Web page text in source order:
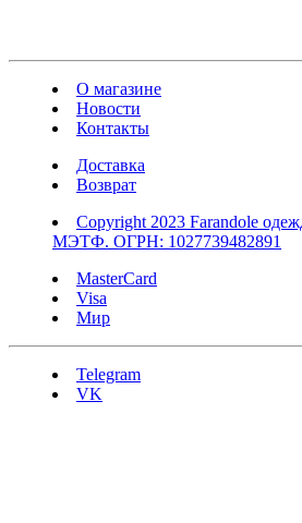
О магазине
Новости
Контакты
Доставка
Возврат
Copyright 2023 Farandole
МЭТФ. ОГРН: 1027739482891
MasterCard
Visa
Мир
Telegram
VK